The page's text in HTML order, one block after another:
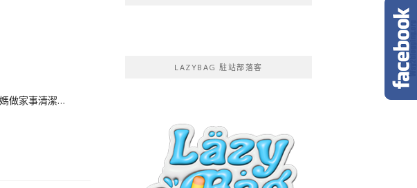
做家事清潔…
LAZYBAG 駐站部落客